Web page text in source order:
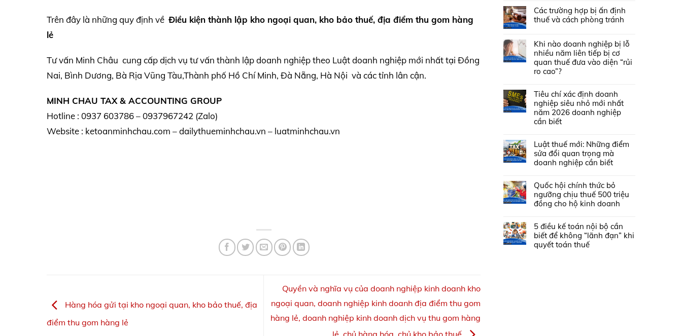
Trên đây là những quy định về Điều kiện thành lập kho ngoại quan, kho bảo thuế, địa điểm thu gom hàng
lẻ
Tư vấn Minh Châu cung cấp dịch vụ tư vấn thành lập doanh nghiệp theo Luật doanh nghiệp mới nhất tại Đồng
Nai, Bình Dương, Bà Rịa Vũng Tàu,Thành phố Hồ Chí Minh, Đà Nẵng, Hà Nội và các tỉnh lân cận.
MINH CHAU TAX & ACCOUNTING GROUP
Hotline : 0937 603786 – 0937967242 (Zalo)
Website : ketoanminhchau.com – dailythueminhchau.vn – luatminhchau.vn
Hàng hóa gửi tại kho ngoại quan, kho bảo thuế, địa
điểm thu gom hàng lẻ
Quyền và nghĩa vụ của doanh nghiệp kinh doanh kho
ngoại quan, doanh nghiệp kinh doanh địa điểm thu gom
hàng lẻ, doanh nghiệp kinh doanh dịch vụ thu gom hàng
lẻ, chủ hàng hóa, chủ kho bảo thuế
Các trường hợp bị ấn định
thuế và cách phòng tránh
Khi nào doanh nghiệp bị lỗ
nhiều năm liên tiếp bị cơ
quan thuế đưa vào diện “rủi
ro cao”?
Tiêu chí xác định doanh
nghiệp siêu nhỏ mới nhất
năm 2026 doanh nghiệp
cần biết
Luật thuế mới: Những điểm
sửa đổi quan trọng mà
doanh nghiệp cần biết
Quốc hội chính thức bỏ
ngưỡng chịu thuế 500 triệu
đồng cho hộ kinh doanh
5 điều kế toán nội bộ cần
biết để không “lãnh đạn” khi
quyết toán thuế